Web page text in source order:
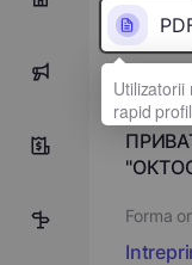
Forma